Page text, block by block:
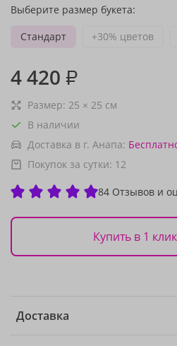
Выберите размер букета:
Стандарт
+30% цветов
4 420 ₽
Размер: 25 × 25 см
В наличии
Доставка в г. Анапа:
Покупок за сутки: 12
84 Отзывов и
Купить в 1 клик
Доставка